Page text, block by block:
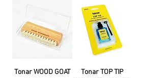
Tonar WOOD GOAT
Tonar TOP TIP